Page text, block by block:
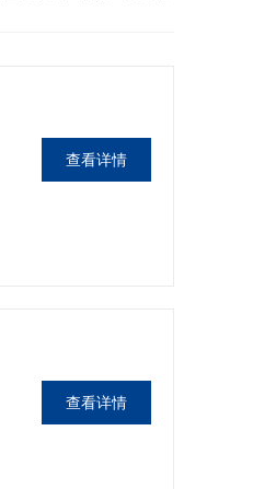
查看详情
查看详情